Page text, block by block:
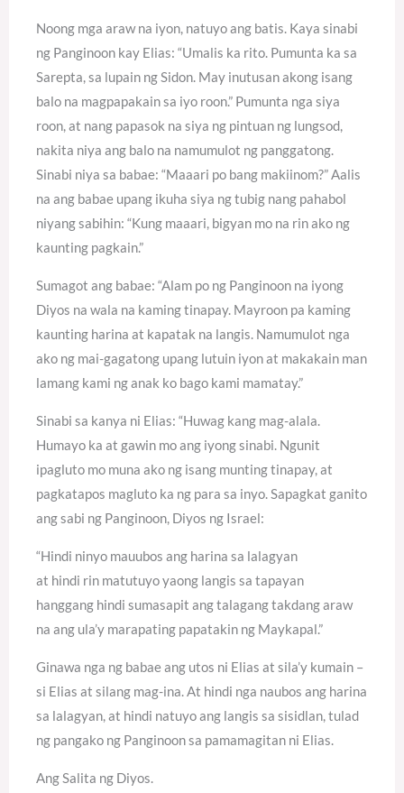
Noong mga araw na iyon, natuyo ang batis. Kaya sinabi
ng Panginoon kay Elias: “Umalis ka rito. Pumunta ka sa
Sarepta, sa lupain ng Sidon. May inutusan akong isang
balo na magpapakain sa iyo roon.” Pumunta nga siya
roon, at nang papasok na siya ng pintuan ng lungsod,
nakita niya ang balo na namumulot ng panggatong.
Sinabi niya sa babae: “Maaari po bang makiinom?” Aalis
na ang babae upang ikuha siya ng tubig nang pahabol
niyang sabihin: “Kung maaari, bigyan mo na rin ako ng
kaunting pagkain.”
Sumagot ang babae: “Alam po ng Panginoon na iyong
Diyos na wala na kaming tinapay. Mayroon pa kaming
kaunting harina at kapatak na langis. Namumulot nga
ako ng mai-gagatong upang lutuin iyon at makakain man
lamang kami ng anak ko bago kami mamatay.”
Sinabi sa kanya ni Elias: “Huwag kang mag-alala.
Humayo ka at gawin mo ang iyong sinabi. Ngunit
ipagluto mo muna ako ng isang munting tinapay, at
pagkatapos magluto ka ng para sa inyo. Sapagkat ganito
ang sabi ng Panginoon, Diyos ng Israel:
“Hindi ninyo mauubos ang harina sa lalagyan
at hindi rin matutuyo yaong langis sa tapayan
hanggang hindi sumasapit ang talagang takdang araw
na ang ula’y marapating papatakin ng Maykapal.”
Ginawa nga ng babae ang utos ni Elias at sila’y kumain –
si Elias at silang mag-ina. At hindi nga naubos ang harina
sa lalagyan, at hindi natuyo ang langis sa sisidlan, tulad
ng pangako ng Panginoon sa pamamagitan ni Elias.
Ang Salita ng Diyos.